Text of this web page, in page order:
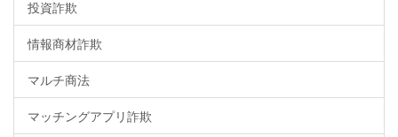
投資詐欺
情報商材詐欺
マルチ商法
マッチングアプリ詐欺